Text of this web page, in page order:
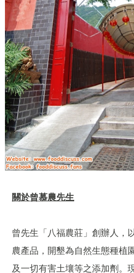
關於曾慕農先生
曾先生「八福農莊」創辦人，
農產品，開墾為自然生態種植
及一切有害土壤等之添加劑。